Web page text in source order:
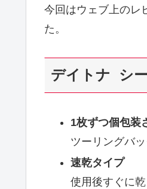
今回はウェブ上のレ
た。
デイトナ シ
1枚ずつ個包装
ツーリングバ
速乾タイプ
使用後すぐに